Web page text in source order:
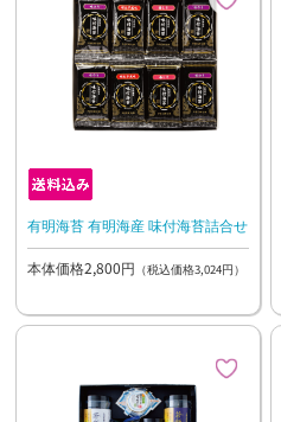
有明海苔 有明海産 味付海苔詰合せ
本体価格2,800円 （税込価格3,024円）